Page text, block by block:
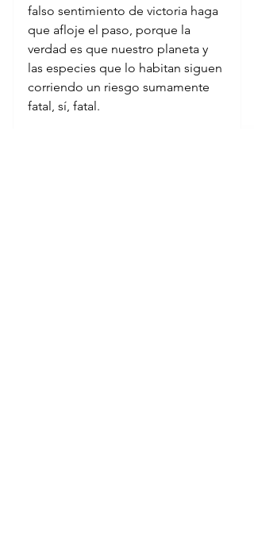
falso sentimiento de victoria haga
que afloje el paso, porque la
verdad es que nuestro planeta y
las especies que lo habitan siguen
corriendo un riesgo sumamente
fatal, sí, fatal.